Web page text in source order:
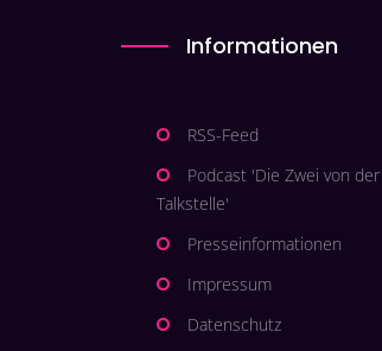
Informationen
RSS-Feed
Podcast 'Die Zwei von der
Talkstelle'
Presseinformationen
Impressum
Datenschutz